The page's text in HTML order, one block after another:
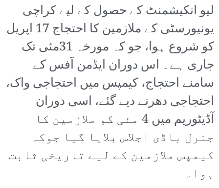
لیو انکیشمنٹ کے حصول کے لیے کراچی
یونیورسٹی کے ملازمین کا احتجاج 17 اپریل
کو شروع ہوا، جو کہ مورخہ 31مئی تک
جاری ہے۔ اس دوران ایڈمن آفس کے
سامنے احتجاج، کیمپس میں احتجاجی واک،
احتجاجی دھرنے دیے گئے، اسی دوران
آڈیٹوریم میں 4 مئی کو ملازمین کا
جنرل باڈی اجلاس بلایا گیا جوکہ
کیمپس ملازمین کے لیے تاریخی ثابت
ہوا۔